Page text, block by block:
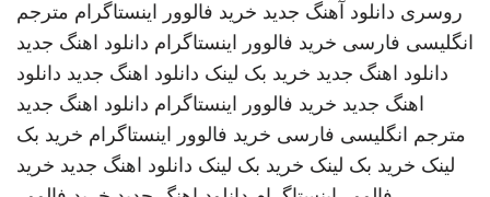
روسری دانلود آهنگ جدید خرید فالوور اینستاگرام مترجم
انگلیسی فارسی خرید فالوور اینستاگرام دانلود اهنگ جدید
دانلود اهنگ جدید خرید بک لینک دانلود اهنگ جدید دانلود
اهنگ جدید خرید فالوور اینستاگرام دانلود اهنگ جدید
مترجم انگلیسی فارسی خرید فالوور اینستاگرام خرید بک
لینک خرید بک لینک خرید بک لینک دانلود اهنگ جدید خرید